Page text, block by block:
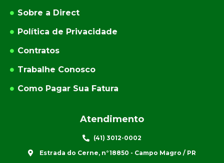
Sobre a Direct
Política de Privacidade
Contratos
Trabalhe Conosco
Como Pagar Sua Fatura
Atendimento
(41) 3012-0002
Estrada do Cerne, n°18850 - Campo Magro / PR